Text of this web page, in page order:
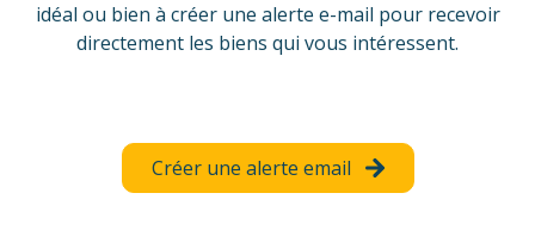
idéal ou bien à créer une alerte e-mail pour recevoir
directement les biens qui vous intéressent.
Créer une alerte email